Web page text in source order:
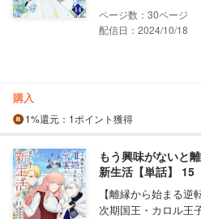
30
配信日：2024/10/18
購入
1%還元 ：1ポイント獲得
もう興味がないと
新生活【単話】 15
【離縁から始まる逆
次期国王・カロル王